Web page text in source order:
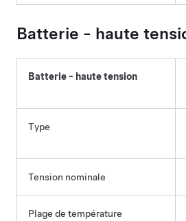
Batterie - haute
Batterie - haute tension
Type
Tension nominale
Plage de température